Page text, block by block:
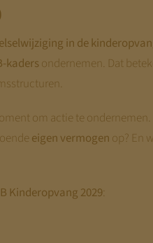
in de
kaders ondernemen. Dat
om actie te ondernemen.
eigen vermogen op? En
Kinderopvang 2029: